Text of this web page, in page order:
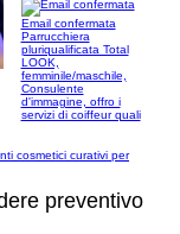
Email confermata
Parrucchiera
pluriqualificata Total
LOOK,
femminile/maschile,
Consulente
d'immagine, offro i
servizi di coiffeur quali
cosmetici curativi per
preventivo